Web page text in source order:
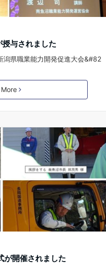
与されました
県職業能力開発促進大会&#82
が開催されました